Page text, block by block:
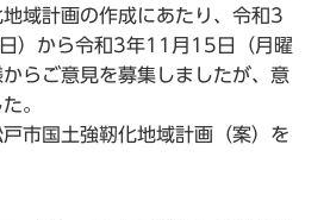
域計画の作成にあたり、令和3
）から令和3年11月15日（月曜
らご意見を募集しましたが、意
。
市国土強靭化地域計画（案）を